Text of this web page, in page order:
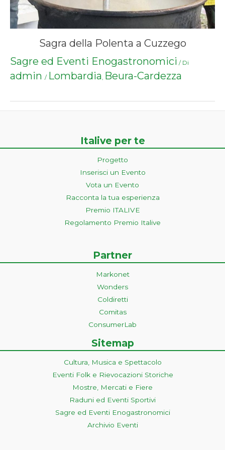
Sagra della Polenta a Cuzzego
Sagre ed Eventi Enogastronomici / Di
admin / Lombardia, Beura-Cardezza
Italive per te
Progetto
Inserisci un Evento
Vota un Evento
Racconta la tua esperienza
Premio ITALIVE
Regolamento Premio Italive
Partner
Markonet
Wonders
Coldiretti
Comitas
ConsumerLab
Sitemap
Cultura, Musica e Spettacolo
Eventi Folk e Rievocazioni Storiche
Mostre, Mercati e Fiere
Raduni ed Eventi Sportivi
Sagre ed Eventi Enogastronomici
Archivio Eventi